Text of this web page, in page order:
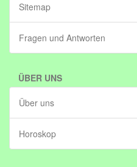
Sitemap
Fragen und Antworten
ÜBER UNS
Über uns
Horoskop